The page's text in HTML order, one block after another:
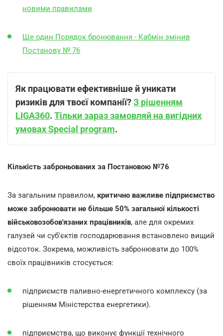
новими правилами
Ще один Порядок бронювання - Кабмін змінив
Постанову № 76
Як працювати ефективніше й уникати
ризиків для твоєї компанії?З рішенням
LIGA360. Тільки зараз замовляй на вигідних
умовах Special program.
Кількість заброньованих за Постановою №76
За загальним правилом, критично важливе підприємство
може забронювати не більше 50% загальної кількості
військовозобов'язаних працівників, але для окремих
галузей чи суб'єктів господарювання встановлено вищий
відсоток. Зокрема, можливість забронювати до 100%
своїх працівників стосується:
підприємств паливно-енергетичного комплексу (за
рішенням Міністерства енергетики).
підприємства, що виконує функції технічного